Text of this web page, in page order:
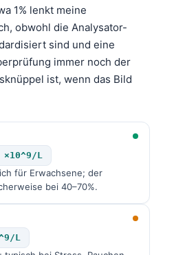
1% lenkt meine
obwohl die Analysator-
sind und eine
immer noch der
ist, wenn das Bild
L
für Erwachsene; der
bei 40–70%.
L